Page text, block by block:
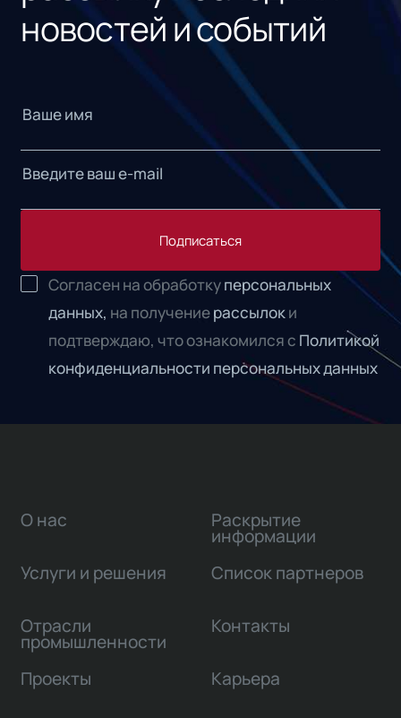
новостей и событий
Подписаться
Согласен на обработкуперсональных
данных, на получениерассылоки
подтверждаю, что ознакомился с Политикой
конфиденциальности персональных данных
О нас
Услуги и решения
Отрасли
промышленности
Проекты
Раскрытие
информации
Список партнеров
Контакты
Карьера